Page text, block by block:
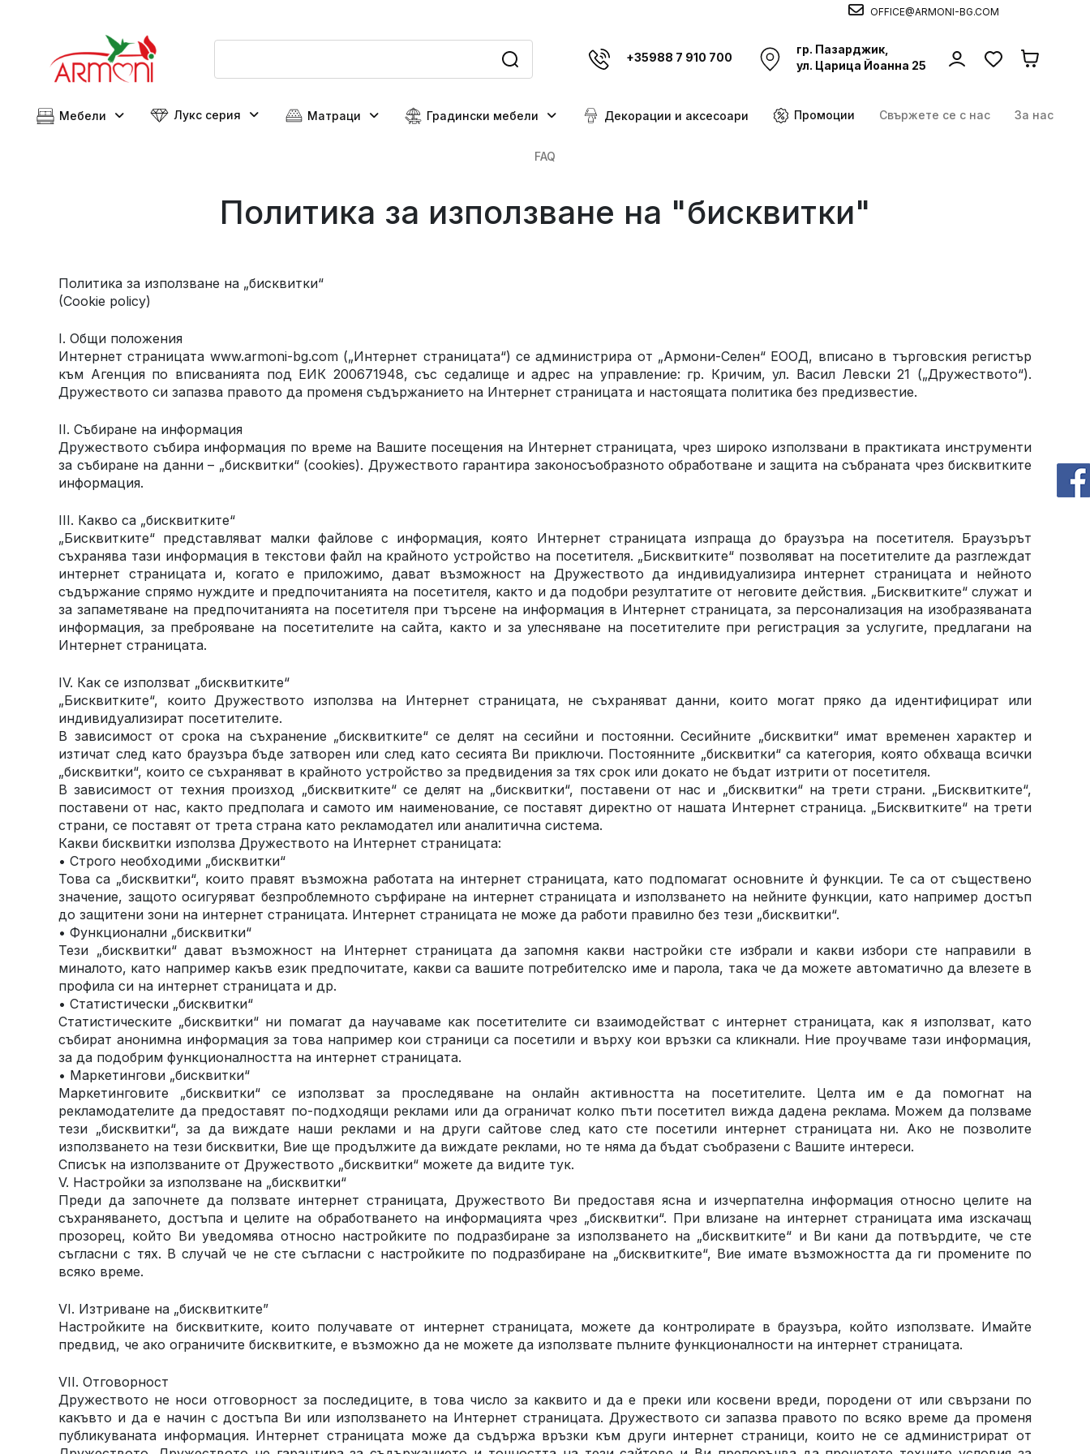
OFFICE@ARMONI-BG.COM
гр. Пазарджик,
ул. Царица Йоанна 25
+35988 7 910 700
Мебели Лукс серия Матраци Градински мебели Декорации и аксесоари Промоции Свържете се с нас За нас
FAQ
Политика за използване на "бисквитки"
Политика за използване на „бисквитки“
(Cookie policy)
I. Общи положения
Интернет страницата www.armoni-bg.com („Интернет страницата“) се администрира от „Армони-Селен“ ЕООД, вписано в търговския регистър
към Агенция по вписванията под ЕИК 200671948, със седалище и адрес на управление: гр. Кричим, ул. Васил Левски 21 („Дружеството“).
Дружеството си запазва правото да променя съдържанието на Интернет страницата и настоящата политика без предизвестие.
II. Събиране на информация
Дружеството събира информация по време на Вашите посещения на Интернет страницата, чрез широко използвани в практиката инструменти
за събиране на данни – „бисквитки“ (cookies). Дружеството гарантира законосъобразното обработване и защита на събраната чрез бисквитките
информация.
III. Какво са „бисквитките“
„Бисквитките“ представляват малки файлове с информация, която Интернет страницата изпраща до браузъра на посетителя. Браузърът
съхранява тази информация в текстови файл на крайното устройство на посетителя. „Бисквитките“ позволяват на посетителите да разглеждат
интернет страницата и, когато е приложимо, дават възможност на Дружеството да индивидуализира интернет страницата и нейното
съдържание спрямо нуждите и предпочитанията на посетителя, както и да подобри резултатите от неговите действия. „Бисквитките“ служат и
за запаметяване на предпочитанията на посетителя при търсене на информация в Интернет страницата, за персонализация на изобразяваната
информация, за преброяване на посетителите на сайта, както и за улесняване на посетителите при регистрация за услугите, предлагани на
Интернет страницата.
IV. Как се използват „бисквитките“
„Бисквитките“, които Дружеството използва на Интернет страницата, не съхраняват данни, които могат пряко да идентифицират или
индивидуализират посетителите.
В зависимост от срока на съхранение „бисквитките“ се делят на сесийни и постоянни. Сесийните „бисквитки“ имат временен характер и
изтичат след като браузъра бъде затворен или след като сесията Ви приключи. Постоянните „бисквитки“ са категория, която обхваща всички
„бисквитки“, които се съхраняват в крайното устройство за предвидения за тях срок или докато не бъдат изтрити от посетителя.
В зависимост от техния произход „бисквитките“ се делят на „бисквитки“, поставени от нас и „бисквитки“ на трети страни. „Бисквитките“,
поставени от нас, както предполага и самото им наименование, се поставят директно от нашата Интернет страница. „Бисквитките“ на трети
страни, се поставят от трета страна като рекламодател или аналитична система.
Какви бисквитки използва Дружеството на Интернет страницата:
• Строго необходими „бисквитки“
Това са „бисквитки“, които правят възможна работата на интернет страницата, като подпомагат основните ѝ функции. Те са от съществено
значение, защото осигуряват безпроблемното сърфиране на интернет страницата и използването на нейните функции, като например достъп
до защитени зони на интернет страницата. Интернет страницата не може да работи правилно без тези „бисквитки“.
• Функционални „бисквитки“
Тези „бисквитки“ дават възможност на Интернет страницата да запомня какви настройки сте избрали и какви избори сте направили в
миналото, като например какъв език предпочитате, какви са вашите потребителско име и парола, така че да можете автоматично да влезете в
профила си на интернет страницата и др.
• Статистически „бисквитки“
Статистическите „бисквитки“ ни помагат да научаваме как посетителите си взаимодействат с интернет страницата, как я използват, като
събират анонимна информация за това например кои страници са посетили и върху кои връзки са кликнали. Ние проучваме тази информация,
за да подобрим функционалността на интернет страницата.
• Маркетингови „бисквитки“
Маркетинговите „бисквитки“ се използват за проследяване на онлайн активността на посетителите. Целта им е да помогнат на
рекламодателите да предоставят по-подходящи реклами или да ограничат колко пъти посетител вижда дадена реклама. Можем да ползваме
тези „бисквитки“, за да виждате наши реклами и на други сайтове след като сте посетили интернет страницата ни. Ако не позволите
използването на тези бисквитки, Вие ще продължите да виждате реклами, но те няма да бъдат съобразени с Вашите интереси.
Списък на използваните от Дружеството „бисквитки“ можете да видите тук.
V. Настройки за използване на „бисквитки“
Преди да започнете да ползвате интернет страницата, Дружеството Ви предоставя ясна и изчерпателна информация относно целите на
съхраняването, достъпа и целите на обработването на информацията чрез „бисквитки“. При влизане на интернет страницата има изскачащ
прозорец, който Ви уведомява относно настройките по подразбиране за използването на „бисквитките“ и Ви кани да потвърдите, че сте
съгласни с тях. В случай че не сте съгласни с настройките по подразбиране на „бисквитките“, Вие имате възможността да ги промените по
всяко време.
VI. Изтриване на „бисквитките”
Настройките на бисквитките, които получавате от интернет страницата, можете да контролирате в браузъра, който използвате. Имайте
предвид, че ако ограничите бисквитките, е възможно да не можете да използвате пълните функционалности на интернет страницата.
VII. Отговорност
Дружеството не носи отговорност за последиците, в това число за каквито и да е преки или косвени вреди, породени от или свързани по
какъвто и да е начин с достъпа Ви или използването на Интернет страницата. Дружеството си запазва правото по всяко време да променя
публикуваната информация. Интернет страницата може да съдържа връзки към други интернет страници, които не се администрират от